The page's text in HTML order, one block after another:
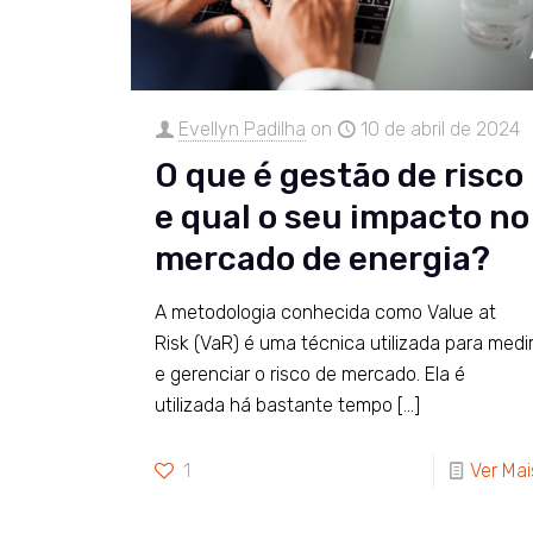
Evellyn Padilha on 10 de abril de 2024
O que é gestão de risco
e qual o seu impacto no
mercado de energia?
A metodologia conhecida como Value at
Risk (VaR) é uma técnica utilizada para
e gerenciar o risco de mercado. Ela é
utilizada há bastante tempo […]
1 Ver